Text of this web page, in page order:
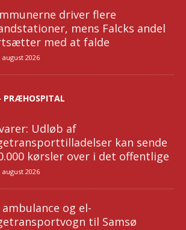
driver flere
mens Falcks andel
med at falde
august 2026
PRÆHOSPITAL
Udløb af
kan sende
kørsler over i det offentlige
august 2026
ambulance og el-
til Samsø